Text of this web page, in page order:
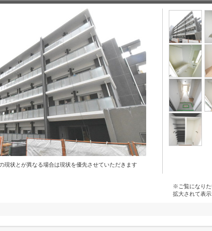
現状とが異なる場合は現状を優先させていただきます
※ご覧になりた
拡大されて表示